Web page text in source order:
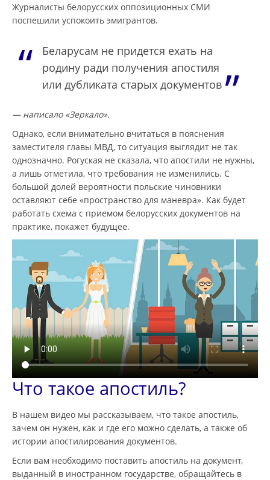
Журналисты белорусских оппозиционных СМИ
поспешили успокоить эмигрантов.
Беларусам не придется ехать на
родину ради получения апостиля
или дубликата старых документов
— написало «Зеркало».
Однако, если внимательно вчитаться в пояснения
заместителя главы МВД, то ситуация выглядит не так
однозначно. Рогуская не сказала, что апостили не нужны,
а лишь отметила, что требования не изменились. С
большой долей вероятности польские чиновники
оставляют себе «пространство для маневра». Как будет
работать схема с приемом белорусских документов на
практике, покажет будущее.
Что такое апостиль?
В нашем видео мы рассказываем, что такое апостиль,
зачем он нужен, как и где его можно сделать, а также об
истории апостилирования документов.
Если вам необходимо поставить апостиль на документ,
выданный в иностранном государстве, обращайтесь в